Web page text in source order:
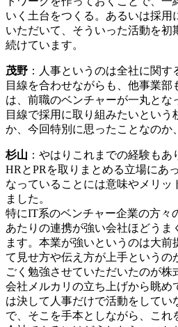
いく土台をつくる。あるいは採用
いただいて、そういった活動を初
続けています。
茂野 ：人事というのは全社に関
目線を合わせながらも、他事業
は、前職のベンチャーが一丸とな
目線で採用に取り組みたいとい
か、今回特別に思ったことなのか
杉山 ：やはりこれまでの経験も
HRとPRを取りまとめる立場にあ
なっていることには意味やメリッ
ました。
特にIT系のベンチャー企業の方々
あたりの連携が強い会社ほどうま
ます。本業が強いというのは大前
て見せ方や伝え方が上手というの
ごく勉強させていただいたのが
会社メルカリの立ち上げから眺め
は決して人事だけで活動をしてい
で、そこを手本としながら、これ